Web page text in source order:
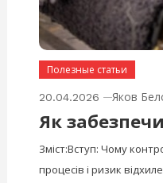
Полезные статьи
20.04.2026 Яков
Як
Зміст:Вступ: Чому
процесів і ризик